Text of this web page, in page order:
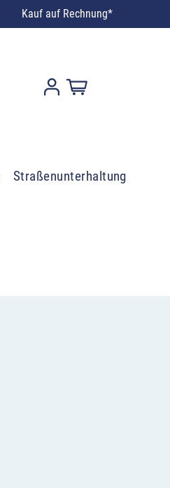
Kauf auf Rechnung*
Straßenunterhaltung